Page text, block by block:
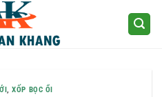
,XỐP BỌC ỔI